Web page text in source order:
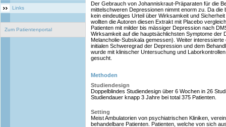
Links
Zum Patientenportal
Der Gebrauch von Johanniskraut-Präparaten für die
mittelschweren Depressionen nimmt enorm zu. Da die
kein eindeutiges Urteil über Wirksamkeit und
wollten die Autoren diesen Extrakt mit Placebo
Patienten mit milder bis mässiger Depression nach
Wirksamkeit auf die hauptsächlichsten Symptome der
Melancholie-Subskala gemessen). Weiter
initialen Schweregrad der Depression und dem
wurde mit klinischer Untersuchung und
gesucht.
Methoden
Studiendesign
Doppelblindes Studiendesign über 6 Wochen in 26
Studiendauer knapp 3 Jahre bei total 375 Patienten.
Setting
Meist Ambulatorien von psychiatrischen Kliniken,
behandelbare Patienten. Patienten, welche von sich